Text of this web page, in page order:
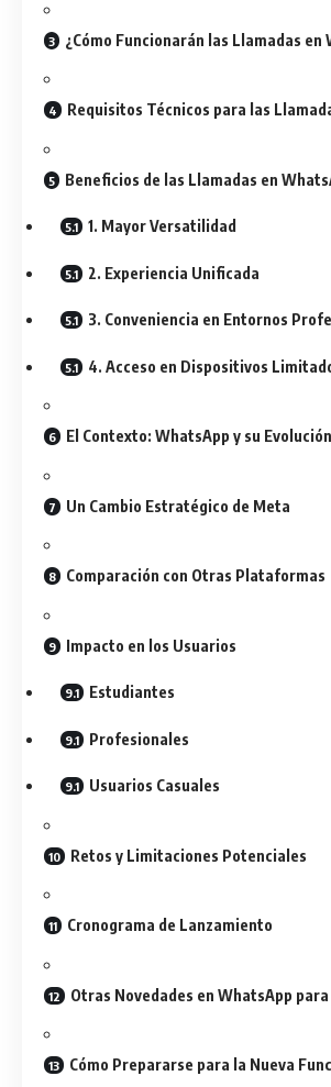
¿Cómo Funcionarán las Llamadas en
Requisitos Técnicos para las
Beneficios de las Llamadas en
1. Mayor Versatilidad
2. Experiencia Unificada
3. Conveniencia en Entornos
4. Acceso en Dispositivos
El Contexto: WhatsApp y su Evolución
Un Cambio Estratégico de Meta
Comparación con Otras Plataformas
Impacto en los Usuarios
Estudiantes
Profesionales
Usuarios Casuales
Retos y Limitaciones Potenciales
Cronograma de Lanzamiento
Otras Novedades en WhatsApp
Cómo Prepararse para la Nueva